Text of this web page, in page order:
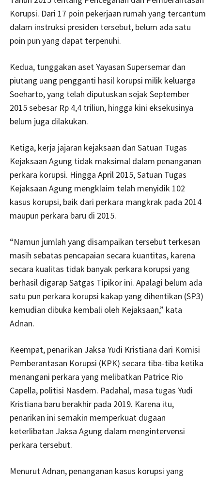
Korupsi. Dari 17 poin pekerjaan rumah yang tercantum
dalam instruksi presiden tersebut, belum ada satu
poin pun yang dapat terpenuhi.
Kedua, tunggakan aset Yayasan Supersemar dan
piutang uang pengganti hasil korupsi milik keluarga
Soeharto, yang telah diputuskan sejak September
2015 sebesar Rp 4,4 triliun, hingga kini eksekusinya
belum juga dilakukan.
Ketiga, kerja jajaran kejaksaan dan Satuan Tugas
Kejaksaan Agung tidak maksimal dalam penanganan
perkara korupsi. Hingga April 2015, Satuan Tugas
Kejaksaan Agung mengklaim telah menyidik 102
kasus korupsi, baik dari perkara mangkrak pada 2014
maupun perkara baru di 2015.
“Namun jumlah yang disampaikan tersebut terkesan
masih sebatas pencapaian secara kuantitas, karena
secara kualitas tidak banyak perkara korupsi yang
berhasil digarap Satgas Tipikor ini. Apalagi belum ada
satu pun perkara korupsi kakap yang dihentikan (SP3)
kemudian dibuka kembali oleh Kejaksaan,” kata
Adnan.
Keempat, penarikan Jaksa Yudi Kristiana dari Komisi
Pemberantasan Korupsi (KPK) secara tiba-tiba ketika
menangani perkara yang melibatkan Patrice Rio
Capella, politisi Nasdem. Padahal, masa tugas Yudi
Kristiana baru berakhir pada 2019. Karena itu,
penarikan ini semakin memperkuat dugaan
keterlibatan Jaksa Agung dalam mengintervensi
perkara tersebut.
Menurut Adnan, penanganan kasus korupsi yang